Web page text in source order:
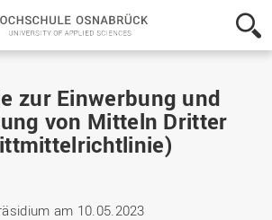
Hochschule
Osnabrück
-
Applied
Sciences
zur Einwerbung und
von Mitteln Dritter
am 10.05.2023